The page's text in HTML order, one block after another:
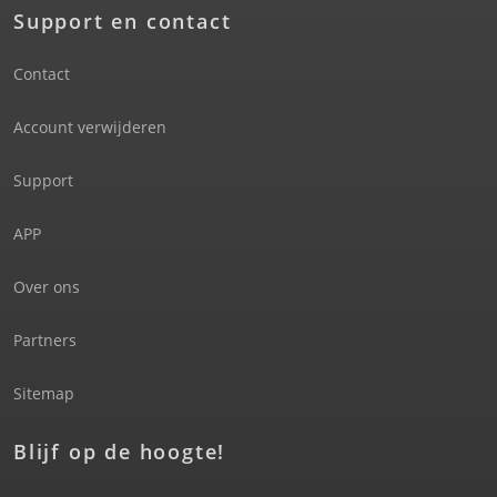
Support en contact
Contact
Account verwijderen
Support
APP
Over ons
Partners
Sitemap
Blijf op de hoogte!